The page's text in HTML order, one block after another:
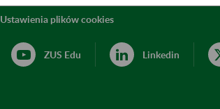
Ustawienia plików cookies
ZUS Edu Linkedin